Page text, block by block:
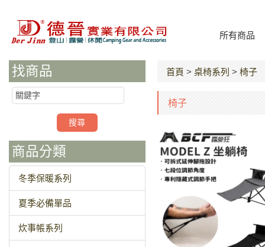
所有商品
找商品
商品分類
冬季保暖系列
夏季必備單品
炊事帳系列
首頁 > 桌椅系列 > 椅子
椅子